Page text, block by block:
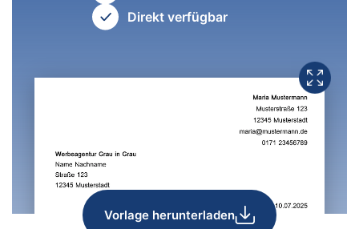
Direkt verfügbar
Vorlage herunterladen